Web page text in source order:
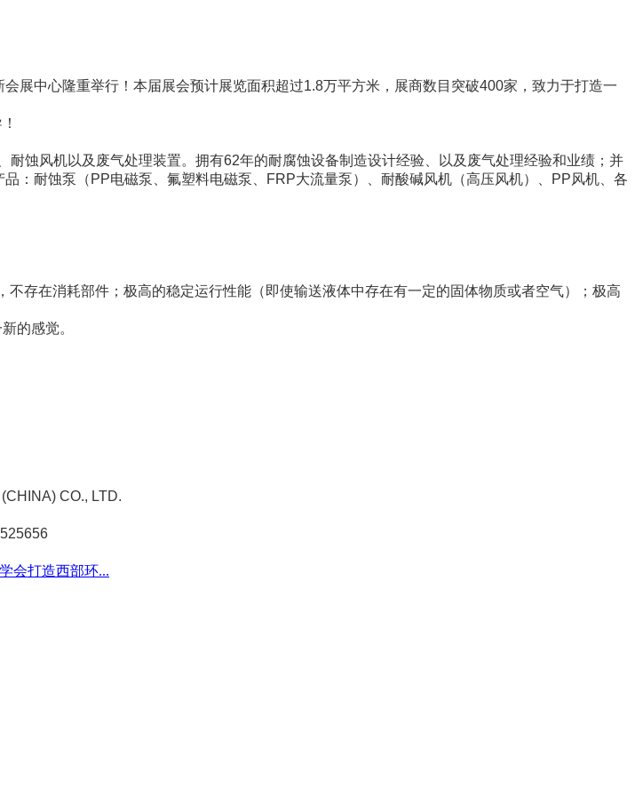
中心隆重举行！本届展会预计展览面积超过1.8万平方米，展商数目突破400家，致力于打造一
蚀风机以及废气处理装置。拥有62年的耐腐蚀设备制造设计经验、以及废气处理经验和业绩；并
：耐蚀泵（PP电磁泵、氟塑料电磁泵、FRP大流量泵）、耐酸碱风机（高压风机）、PP风机、各
存在消耗部件；极高的稳定运行性能（即使输送液体中存在有一定的固体物质或者空气）；极高
的感觉。
CO., LTD.
会打造西部环...